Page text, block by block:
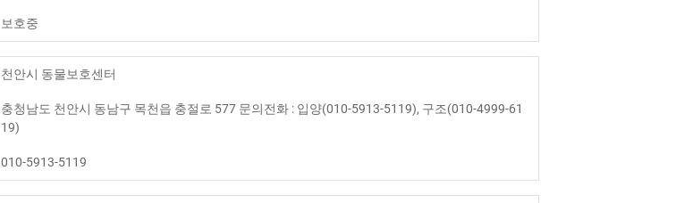
보호중
천안시 동물보호센터
충청남도 천안시 동남구 목천읍 충절로 577 문의전화 : 입양(010-5913-5119), 구조(010-4999-61
19)
010-5913-5119